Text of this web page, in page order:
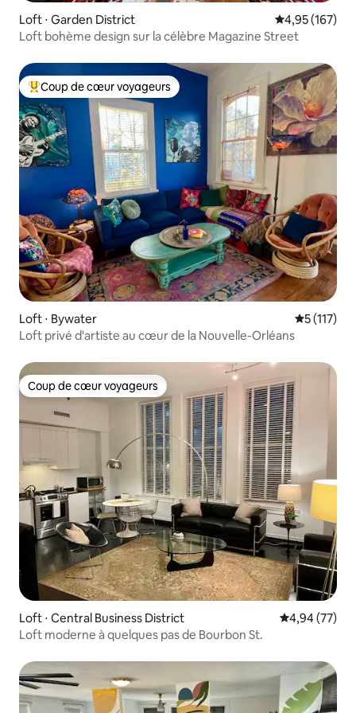
Loft ⋅ Garden District Évaluation
4,95 (167)
Loft bohème design sur la célèbre Magazine Street
Coups de cœur voyageurs les plus appréciés
Coup de cœur voyageurs
Loft ⋅ Bywater Évaluation
5 (117)
Loft privé d'artiste au cœur de la Nouvelle-Orléans
Coup de cœur voyageurs
Coup de cœur voyageurs
Loft ⋅ Central Business District Évaluation
4,94 (77)
Loft moderne à quelques pas de Bourbon St.